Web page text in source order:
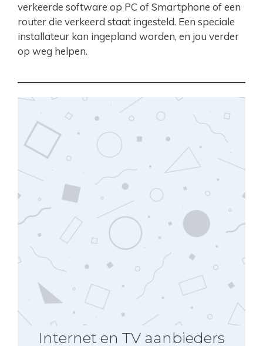
verkeerde software op PC of Smartphone of een
router die verkeerd staat ingesteld. Een speciale
installateur kan ingepland worden, en jou verder
op weg helpen.
Internet en TV aanbieders